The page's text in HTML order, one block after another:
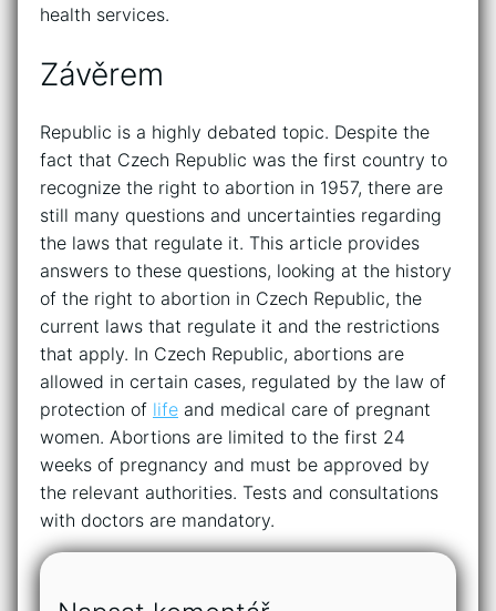
health services.
Závěrem
Republic is a highly debated topic. Despite the
fact that Czech Republic was the first country to
recognize the right to abortion in 1957, there are
still many questions and uncertainties regarding
the laws that regulate it. This article provides
answers to these questions, looking at the history
of the right to abortion in Czech Republic, the
current laws that regulate it and the restrictions
that apply. In Czech Republic, abortions are
allowed in certain cases, regulated by the law of
protection of life and medical care of pregnant
women. Abortions are limited to the first 24
weeks of pregnancy and must be approved by
the relevant authorities. Tests and consultations
with doctors are mandatory.